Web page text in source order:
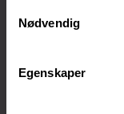
Nødvendig
Egenskaper
spesielt